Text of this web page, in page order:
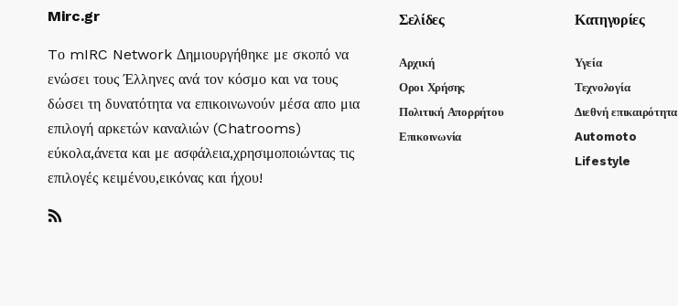
Mirc.gr
Tο mIRC Network Δημιουργήθηκε με σκοπό να
ενώσει τους Έλληνες ανά τον κόσμο και να τους
δώσει τη δυνατότητα να επικοινωνούν μέσα απο μια
επιλογή αρκετών καναλιών (Chatrooms)
εύκολα,άνετα και με ασφάλεια,χρησιμοποιώντας τις
επιλογές κειμένου,εικόνας και ήχου!
Σελίδες
Αρχική
Οροι Χρήσης
Πολιτική Απορρήτου
Επικοινωνία
Κατηγορίες
Υγεία
Τεχνολογία
Διεθνή επικαιρότητα
Automoto
Lifestyle